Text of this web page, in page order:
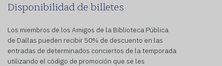
Disponibilidad de billetes
Los miembros de los Amigos de la Biblioteca Pública
de Dallas pueden recibir 50% de descuento en las
entradas de determinados conciertos de la temporada
utilizando el código de promoción que se les